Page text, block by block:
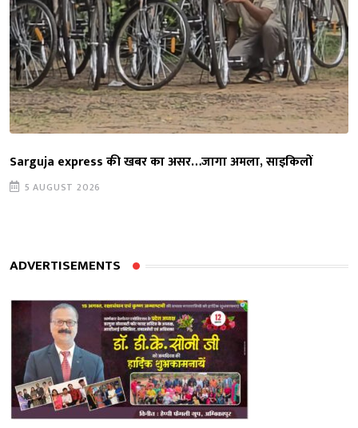
Sarguja express की खबर का असर…जागा अमला, साइकिलों
5 AUGUST 2026
ADVERTISEMENTS